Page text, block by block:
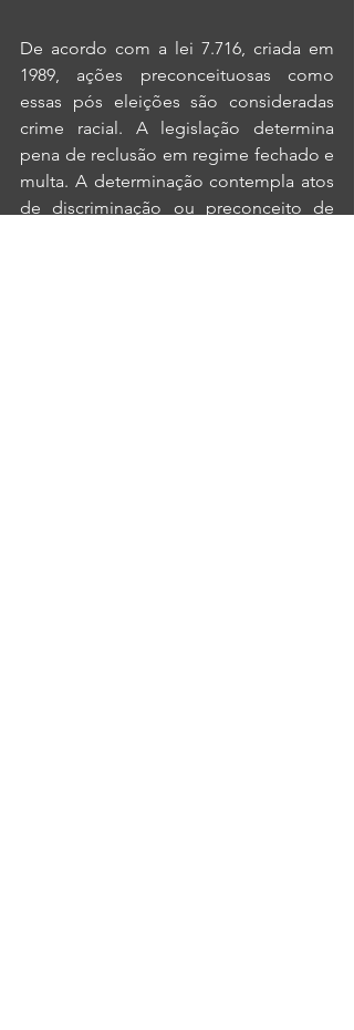
De acordo com a lei 7.716, criada em
1989, ações preconceituosas como
essas pós eleições são consideradas
crime racial. A legislação determina
pena de reclusão em regime fechado e
multa. A determinação contempla atos
de discriminação ou preconceito de